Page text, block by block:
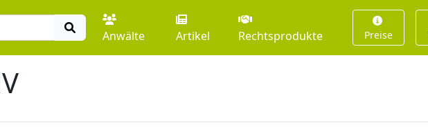
Anwälte Artikel Rechtsprodukte Preise